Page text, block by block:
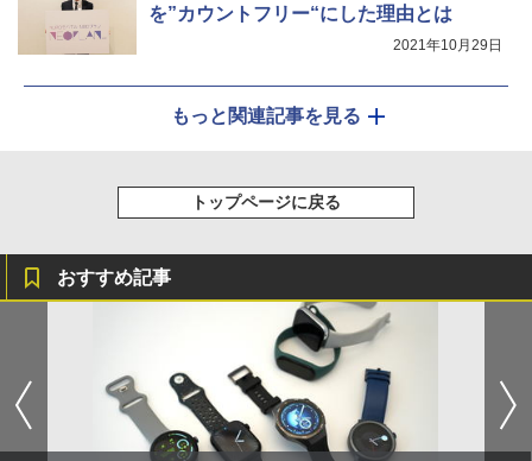
を”カウントフリー“にした理由とは
2021年10月29日
もっと関連記事を見る
トップページに戻る
おすすめ記事